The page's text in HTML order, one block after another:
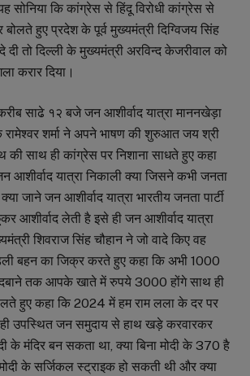
सोनिया कि कांग्रेस से हिंदू विरोधी कांग्रेस से
हुए प्रदेश के पूर्व मुख्यमंत्री दिग्विजय सिंह
दी तो दिल्ली के मुख्यमंत्री अरविन्द केजरीवाल को
करार दिया।
साढे १२ बजे जन आशीर्वाद यात्रा माननखेड़ा
रामेश्वर शर्मा ने अपने भाषण की शुरुआत जय श्री
की साथ ही कांग्रेस पर निशाना साधते हुए कहा
आशीर्वाद यात्रा निकाली क्या जिसने कभी जनता
जाने जन आशीर्वाद यात्रा भारतीय जनता पार्टी
आशीर्वाद लेती है इसे ही जन आशीर्वाद यात्रा
शिवराज सिंह चौहान ने जो वादे किए वह
बहन का जिक्र करते हुए कहा कि अभी 1000
दबाने तक आपके खाते में रुपये 3000 होंगे साथ ही
हुए कहा कि 2024 में हम राम लला के दर पर
उपस्थित जन समुदाय से हाथ खड़े करवारकर
के मंदिर बन सकता था, क्या बिना मोदी के 370 है
के सर्जिकल स्ट्राइक हो सकती थी और क्या